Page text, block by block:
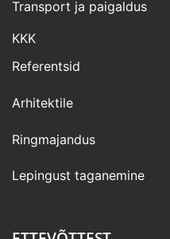
Transport ja paigaldus
KKK
Referentsid
Arhitektile
Ringmajandus
Lepingust taganemine